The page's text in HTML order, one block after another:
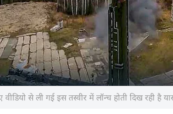
वीडियो से ली गई इस तस्वीर में लॉन्च होती दिख रही है